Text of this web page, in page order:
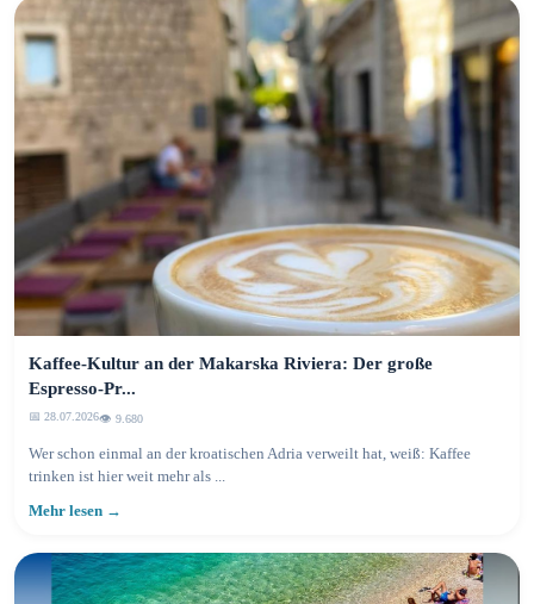
Kaffee-Kultur an der Makarska Riviera: Der große
Espresso-Pr...
📅 28.07.2026👁️ 9.680
Wer schon einmal an der kroatischen Adria verweilt hat, weiß: Kaffee
trinken ist hier weit mehr als ...
Mehr lesen →